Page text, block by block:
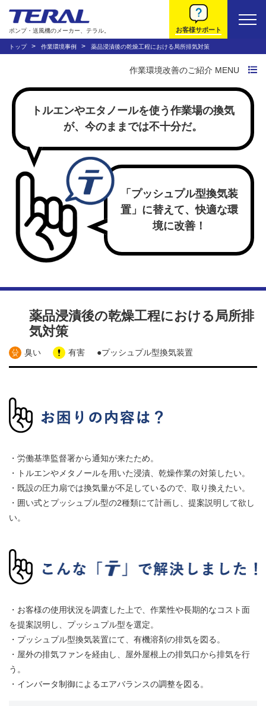
ポンプ・送風機のメーカー、テラル。 お客様サポート
トップ 作業環境事例 薬品浸漬後の乾燥工程における局所排気対策
作業環境改善のご紹介 MENU
作業環境改善トップ
作業環境改善の流れ
トラブルから探す
システムから探す
動画で説明する法規
環境改善装置について
トルエンやエタノールを使う作業場の換気
が、今のままでは不十分だ。
「プッシュプル型換気装
置」に替えて、快適な環
境に改善！
薬品浸漬後の乾燥工程における局所排
気対策
臭い 有害 ●プッシュプル型換気装置
・労働基準監督署から通知が来たため。
・トルエンやメタノールを用いた浸漬、乾燥作業の対策したい。
・既設の圧力扇では換気量が不足しているので、取り換えたい。
・囲い式とプッシュプル型の2種類にて計画し、提案説明して欲し
い。
・お客様の使用状況を調査した上で、作業性や長期的なコスト面
を提案説明し、プッシュプル型を選定。
・プッシュプル型換気装置にて、有機溶剤の排気を図る。
・屋外の排気ファンを経由し、屋外屋根上の排気口から排気を行
う。
・インバータ制御によるエアバランスの調整を図る。